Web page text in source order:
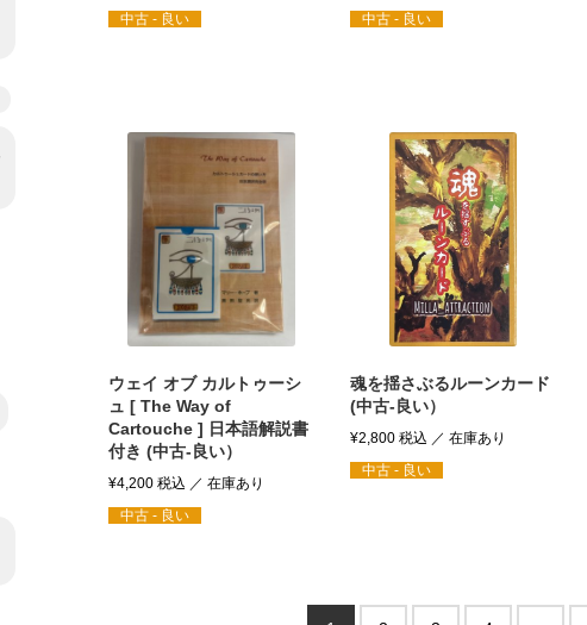
中古 - 良い
中古 - 良い
ウェイ オブ カルトゥーシ
ュ [ The Way of
Cartouche ] 日本語解説書
付き (中古-良い）
¥4,200税込
中古 - 良い
魂を揺さぶるルーンカード
(中古-良い）
¥2,800税込
中古 - 良い